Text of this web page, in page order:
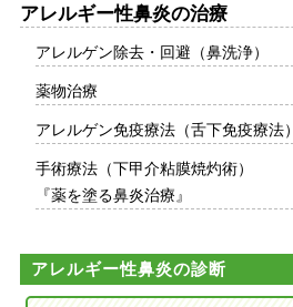
アレルギー性鼻炎の治療
アレルゲン除去・回避（鼻洗浄）
薬物治療
アレルゲン免疫療法（舌下免疫療法）
手術療法（下甲介粘膜焼灼術）
『薬を塗る鼻炎治療』
アレルギー性鼻炎の診断